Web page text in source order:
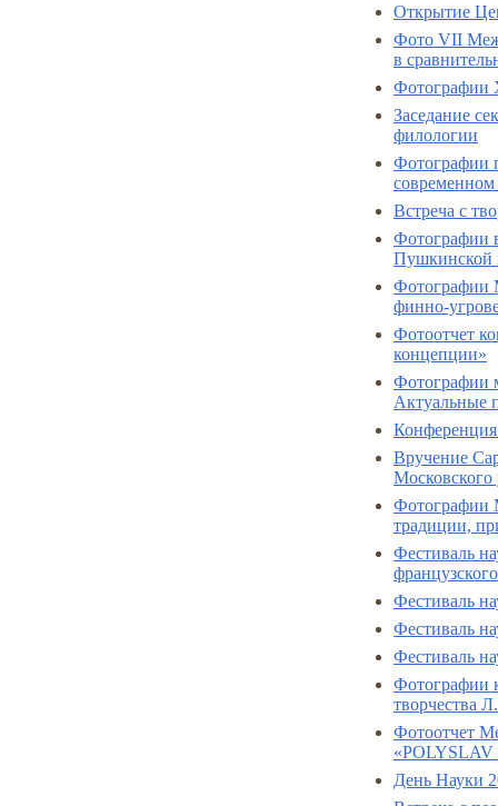
Открытие
Фото VII
в
Фотографии
Заседание
филологии
Фотографии
современном
Встреча с
Фотографии
Пушкинской
Фотографии
финно-
Фотоотчет
концепции»
Фотографии
Актуальные
Вручение
Московского
Фотографии
традиции,
Фестиваль
Фестиваль
Фестиваль
Фестиваль
Фотографии
творчества
Фотоотчет
День Науки